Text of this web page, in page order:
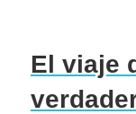
El viaje